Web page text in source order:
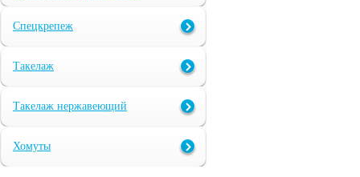
Спецкрепеж
Такелаж
Такелаж нержавеющий
Хомуты